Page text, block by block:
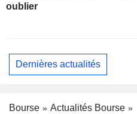
oublier
Dernières actualités
Bourse
Actualités Bourse